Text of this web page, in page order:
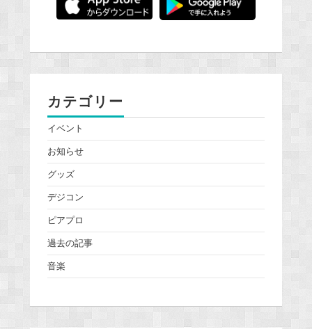
カテゴリー
イベント
お知らせ
グッズ
デジコン
ピアプロ
過去の記事
音楽